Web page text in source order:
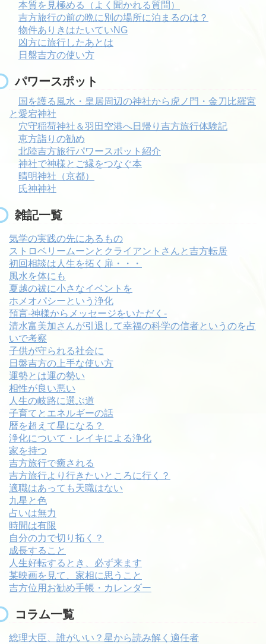
本質を見極める（よく聞かれる質問）
吉方旅行の前の晩に別の場所に泊まるのは？
物件ありきはたいていNG
凶方に旅行したあとは
日盤吉方の使い方
パワースポット
国を護る風水・皇居周辺の神社から虎ノ門・金刀比羅宮
と愛宕神社
穴守稲荷神社＆羽田空港へ日帰り吉方旅行体験記
恵方詣りの勧め
北陸吉方旅行パワースポット紹介
神社で神様とご縁をつなぐ本
晴明神社（京都）
氏神神社
雑記一覧
気学の実践の先にあるもの
ストロベリームーンとクライアントさんと吉方転居
初回相談は人生を拓く扉・・・
風水を体にも
夏越の祓に小さなイベントを
ホメオパシーという浄化
預言-神様からメッセージをいただく-
清水富美加さんが引退して幸福の科学の信者というのを占
いで考察
子供が守られる社会に
日盤吉方の上手な使い方
運勢とは運の勢い
相性が良い悪い
人生の岐路に選ぶ道
子育てとエネルギーの話
暦を超えて星になる？
浄化について・レイキによる浄化
家を持つ
吉方旅行で癒される
吉方旅行より行きたいところに行く？
適職はあっても天職はない
九星と色
占いは無力
時間は有限
自分の力で切り拓く？
成長すること
人生好転するとき、必ず来ます
某映画を見て、家相に思うこと
吉方位用お勧め手帳・カレンダー
コラム一覧
総理大臣、誰がいい？星から読み解く適任者